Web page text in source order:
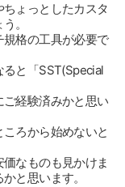
ょっとしたカスタ
。
格の工具が必要で
と「SST(Special
ご経験済みかと思い
ろから始めないと
なものも見かけま
と思います。